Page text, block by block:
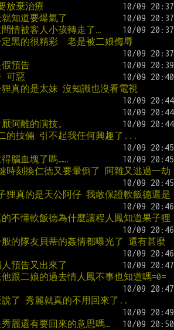
放棄治療
知道要爆氣了
情被客人小孩轉走了…
黑的很精彩  老是被二娘侮辱
預告
可惡
真的是太妹 沒知識也沒看電視
阿離的演技。
技倆 引不起我任何興趣了...
腦血塊了嗎……
時刻換仁德又要暈倒了 阿雜又逃過一劫
狸真的是天公阿仔 我敢保證軟飯德還是
不懂軟飯德為什麼讓程人鳳知道果子狸
的隊友貝蒂的姦情都曝光了 還有甚麼
預告又出來了
跟二娘的過去情人鳳不事也知道嗎=0=
了 秀麗就真的不用回來了..
麗還有要回來的意思嗎…